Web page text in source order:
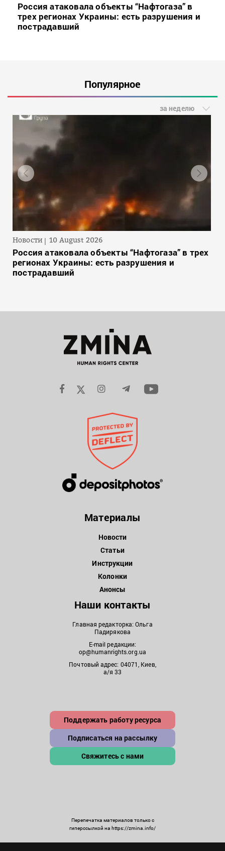
Россия атаковала объекты “Нафтогаза” в
трех регионах Украины: есть разрушения и
пострадавший
Популярное
за неделю
Новости 10 August 2026
Россия атаковала объекты “Нафтогаза” в трех
регионах Украины: есть разрушения и
пострадавший
Материалы
Новости
Статьи
Инструкции
Колонки
Анонсы
Наши контакты
Главная редакторка: Ольга
Падирякова
E-mail редакции:
op@humanrights.org.ua
Почтовый адрес: 04071, Киев,
а/я 33
Поддержать работу ресурса
Подписаться на рассылку
Свяжитесь с нами
Перепечатка материалов только с
гиперссылкой на https://zmina.info/